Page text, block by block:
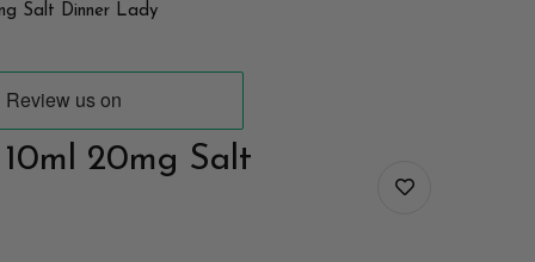
Salt Dinner Lady
20mg Salt